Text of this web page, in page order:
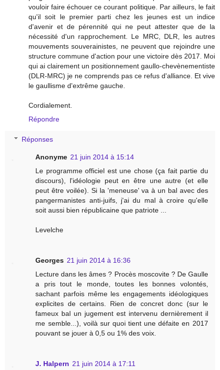
vouloir faire échouer ce courant politique. Par ailleurs, le fait
qu'il soit le premier parti chez les jeunes est un indice
d'avenir et de pérennité qui ne peut attester que de la
nécessité d'un rapprochement. Le MRC, DLR, les autres
mouvements souverainistes, ne peuvent que rejoindre une
structure commune d'action pour une victoire dès 2017. Moi
qui ai clairement un positionnement gaullo-chevènementiste
(DLR-MRC) je ne comprends pas ce refus d'alliance. Et vive
le gaullisme d'extrême gauche.
Cordialement.
Répondre
Réponses
Anonyme 21 juin 2014 à 15:14
Le programme officiel est une chose (ça fait partie du
discours), l'idéologie peut en être une autre (et elle
peut être voilée). Si la 'meneuse' va à un bal avec des
pangermanistes anti-juifs, j'ai du mal à croire qu'elle
soit aussi bien républicaine que patriote ...
Levelche
Georges 21 juin 2014 à 16:36
Lecture dans les âmes ? Procès moscovite ? De Gaulle
a pris tout le monde, toutes les bonnes volontés,
sachant parfois même les engagements idéologiques
explicites de certains. Rien de concret donc (sur le
fameux bal un jugement est intervenu dernièrement il
me semble...), voilà sur quoi tient une défaite en 2017
pouvant se jouer à 0,5 ou 1% des voix.
J. Halpern 21 juin 2014 à 17:11